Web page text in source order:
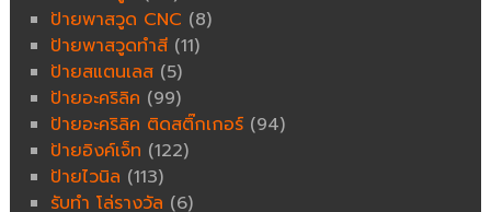
ป้ายพาสวูด CNC (8)
ป้ายพาสวูดทำสี (11)
ป้ายสแตนเลส (5)
ป้ายอะคริลิค (99)
ป้ายอะคริลิค ติดสติ๊กเกอร์ (94)
ป้ายอิงค์เจ็ท (122)
ป้ายไวนิล (113)
รับทำ โล่รางวัล (6)